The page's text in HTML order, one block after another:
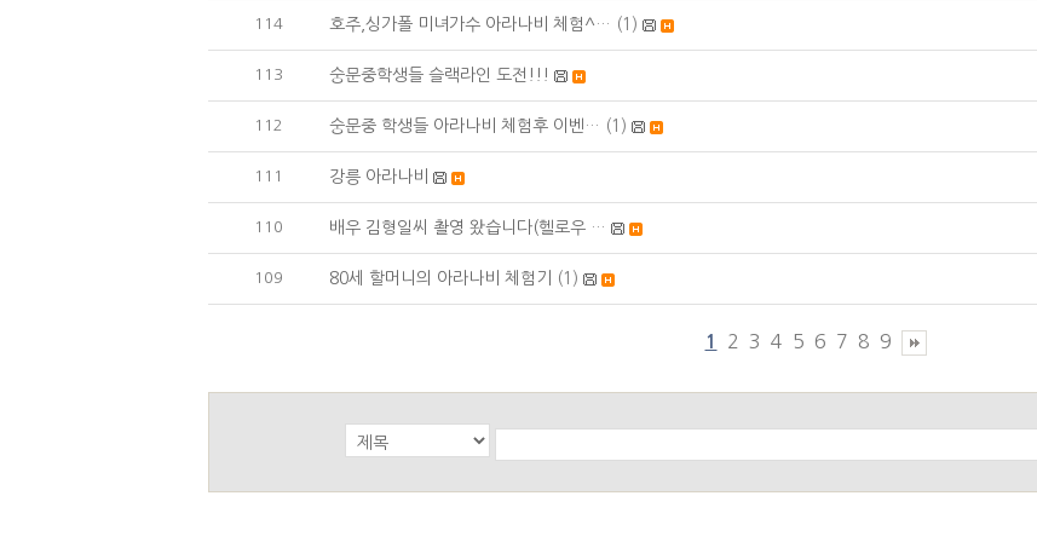
114 호주,싱가폴 미녀가수 아라나비 체험^… (1)
113 숭문중학생들 슬랙라인 도전!!!
112 숭문중 학생들 아라나비 체험후 이벤… (1)
111 강릉 아라나비
110 배우 김형일씨 촬영 왔습니다(헬로우 …
109 80세 할머니의 아라나비 체험기 (1)
1 2 3 4 5 6 7 8 9